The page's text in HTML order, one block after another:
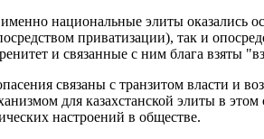
национальные элиты оказались
приватизации), так и
и связанные с ним блага взяты
связаны с транзитом власти и
для казахстанской элиты в
настроений в обществе.